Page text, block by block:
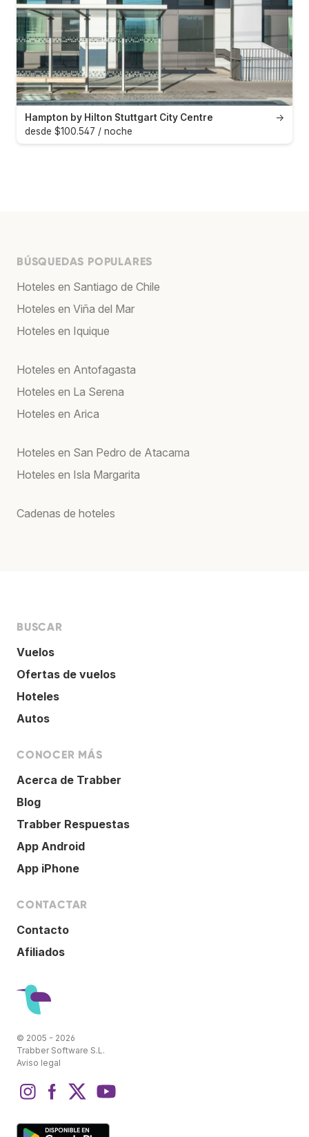
→
Hampton by Hilton Stuttgart City Centre
desde $100.547 / noche
BÚSQUEDAS POPULARES
Hoteles en Santiago de Chile
Hoteles en Viña del Mar
Hoteles en Iquique
Hoteles en Antofagasta
Hoteles en La Serena
Hoteles en Arica
Hoteles en San Pedro de Atacama
Hoteles en Isla Margarita
Cadenas de hoteles
BUSCAR
Vuelos
Ofertas de vuelos
Hoteles
Autos
CONOCER MÁS
Acerca de Trabber
Blog
Trabber Respuestas
App Android
App iPhone
CONTACTAR
Contacto
Afiliados
© 2005 - 2026
Trabber Software S.L.
Aviso legal